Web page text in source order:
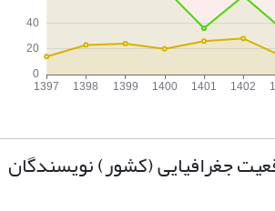
جغرافیایی (کشور) نویسندگان